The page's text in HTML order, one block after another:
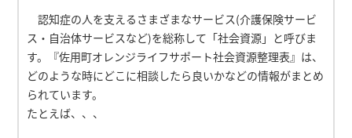
認知症の人を支えるさまざまなサービス(介護保険サービ
ス・自治体サービスなど)を総称して「社会資源」と呼びま
す。『佐用町オレンジライフサポート社会資源整理表』は、
どのような時にどこに相談したら良いかなどの情報がまとめ
られています。
たとえば、、、